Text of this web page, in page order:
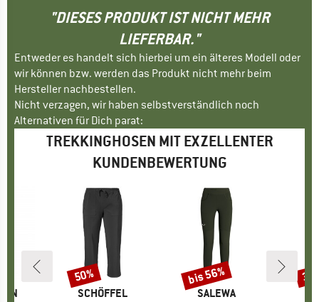
"DIESES PRODUKT IST NICHT MEHR
LIEFERBAR."
Entweder es handelt sich hierbei um ein älteres Modell oder
wir können bzw. werden das Produkt nicht mehr beim
Hersteller nachbestellen.
Nicht verzagen, wir haben selbstverständlich noch
Alternativen für Dich parat:
TREKKINGHOSEN MIT EXZELLENTER
KUNDENBEWERTUNG
MARKE
SCHÖFFEL
Rabatt
50%
MARKE
SALEWA
Rabatt
bis 56%